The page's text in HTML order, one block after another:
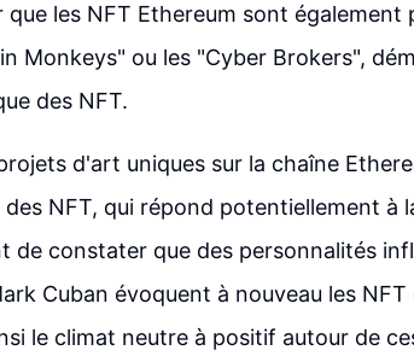
les NFT Ethereum sont également
Monkeys" ou les "Cyber Brokers",
des NFT.
d'art uniques sur la chaîne
NFT, qui répond potentiellement à
de constater que des personnalités
Cuban évoquent à nouveau les NFT
le climat neutre à positif autour de